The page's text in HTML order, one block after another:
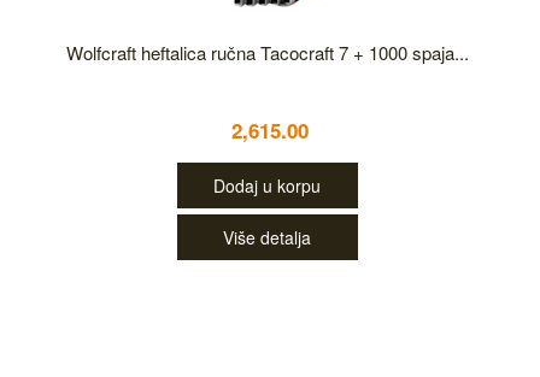
Wolfcraft heftalica ručna Tacocraft 7 + 1000 spaja...
2,615.00
Dodaj u korpu
Više detalja